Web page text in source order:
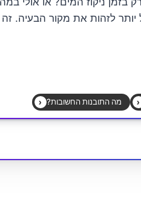
לזהות את מקור הבעיה.